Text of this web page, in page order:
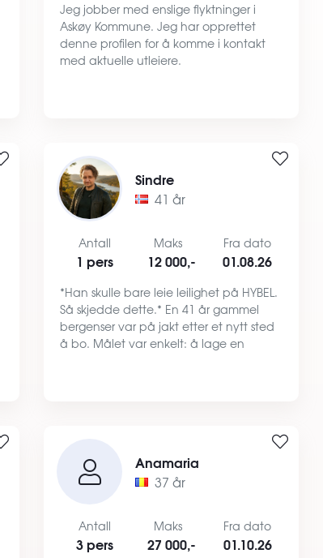
Jeg jobber med enslige flyktninger i
Askøy Kommune. Jeg har opprettet
denne profilen for å komme i kontakt
med aktuelle utleiere.
Sindre
41 år
Antall
1 pers
Maks
12 000,-
Fra dato
01.08.26
*Han skulle bare leie leilighet på HYBEL.
Så skjedde dette.* En 41 år gammel
bergenser var på jakt etter et nytt sted
å bo. Målet var enkelt: å lage en
Anamaria
37 år
Antall
3 pers
Maks
27 000,-
Fra dato
01.10.26